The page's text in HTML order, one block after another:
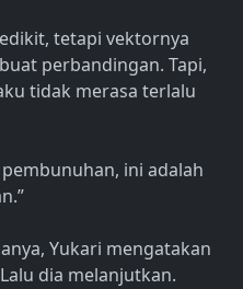
tetapi vektornya
perbandingan. Tapi,
tidak merasa terlalu
ini adalah
Yukari mengatakan
dia melanjutkan.